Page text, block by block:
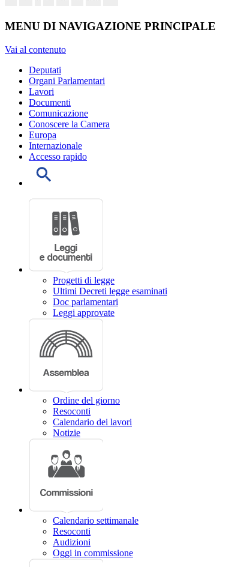
MENU DI NAVIGAZIONE PRINCIPALE
Vai al contenuto
Deputati
Organi Parlamentari
Lavori
Documenti
Comunicazione
Conoscere la Camera
Europa
Internazionale
Accesso rapido
Progetti di legge
Ultimi Decreti legge esaminati
Doc parlamentari
Leggi approvate
Ordine del giorno
Resoconti
Calendario dei lavori
Notizie
Calendario settimanale
Resoconti
Audizioni
Oggi in commissione